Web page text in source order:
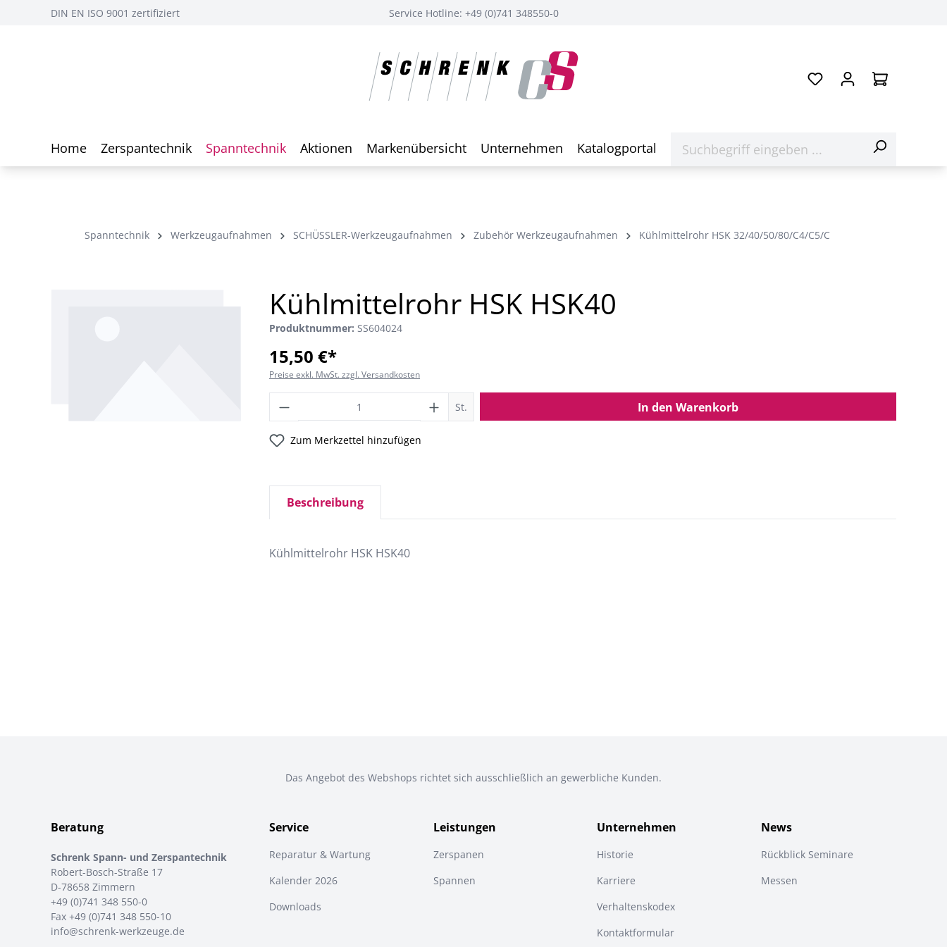
DIN EN ISO 9001 zertifiziert Service Hotline: +49 (0)741 348550-0
Home Zerspantechnik Spanntechnik Aktionen Markenübersicht Unternehmen Katalogportal
Spanntechnik Werkzeugaufnahmen SCHÜSSLER-Werkzeugaufnahmen Zubehör Werkzeugaufnahmen Kühlmittelrohr HSK 32/40/50/80/C4/C5/C
Kühlmittelrohr HSK HSK40
Produktnummer: SS604024
15,50 €*
Preise exkl. MwSt. zzgl. Versandkosten
St. In den Warenkorb
Zum Merkzettel hinzufügen
Beschreibung
Kühlmittelrohr HSK HSK40
Das Angebot des Webshops richtet sich ausschließlich an gewerbliche Kunden.
Beratung
Schrenk Spann- und Zerspantechnik
Robert-Bosch-Straße 17
D-78658 Zimmern
+49 (0)741 348 550-0
Fax +49 (0)741 348 550-10
info@schrenk-werkzeuge.de
Service
Reparatur & Wartung
Kalender 2026
Downloads
Leistungen
Zerspanen
Spannen
Unternehmen
Historie
Karriere
Verhaltenskodex
Kontaktformular
News
Rückblick Seminare
Messen